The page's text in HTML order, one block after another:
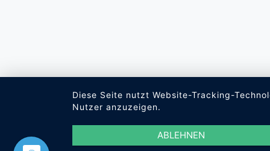
Diese Seite nutzt Website-Tracking-
Nutzer anzuzeigen.
ABLEHNEN